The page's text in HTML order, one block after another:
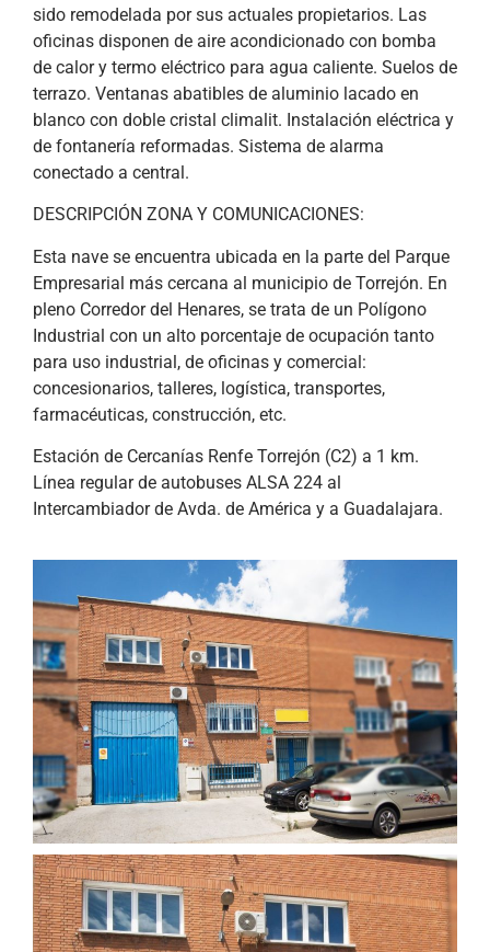
sido remodelada por sus actuales propietarios. Las
oficinas disponen de aire acondicionado con bomba
de calor y termo eléctrico para agua caliente. Suelos de
terrazo. Ventanas abatibles de aluminio lacado en
blanco con doble cristal climalit. Instalación eléctrica y
de fontanería reformadas. Sistema de alarma
conectado a central.
DESCRIPCIÓN ZONA Y COMUNICACIONES:
Esta nave se encuentra ubicada en la parte del Parque
Empresarial más cercana al municipio de Torrejón. En
pleno Corredor del Henares, se trata de un Polígono
Industrial con un alto porcentaje de ocupación tanto
para uso industrial, de oficinas y comercial:
concesionarios, talleres, logística, transportes,
farmacéuticas, construcción, etc.
Estación de Cercanías Renfe Torrejón (C2) a 1 km.
Línea regular de autobuses ALSA 224 al
Intercambiador de Avda. de América y a Guadalajara.